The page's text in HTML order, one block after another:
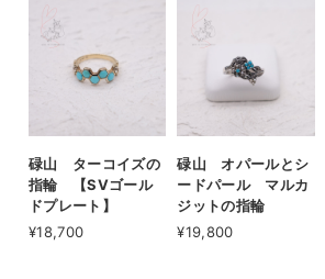
碌山 ターコイズの
指輪 【SVゴール
ドプレート】
¥18,700
碌山 オパールとシ
ードパール マルカ
ジットの指輪
¥19,800